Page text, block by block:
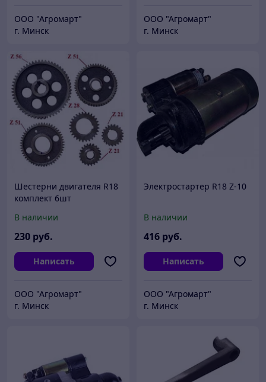
ООО "Агромарт"
г. Минск
ООО "Агромарт"
г. Минск
Шестерни двигателя R18
комплект 6шт
В наличии
230 руб.
Написать
ООО "Агромарт"
г. Минск
Электростартер R18 Z-10
В наличии
416 руб.
Написать
ООО "Агромарт"
г. Минск